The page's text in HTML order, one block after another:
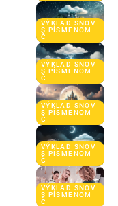
VÝKLAD SNOV
S PÍSMENOM
Č
VÝKLAD SNOV
S PÍSMENOM
Č
VÝKLAD SNOV
S PÍSMENOM
Č
VÝKLAD SNOV
S PÍSMENOM
Č
VÝKLAD SNOV
S PÍSMENOM
Č